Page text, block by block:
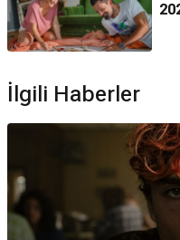
İlgili Haberler